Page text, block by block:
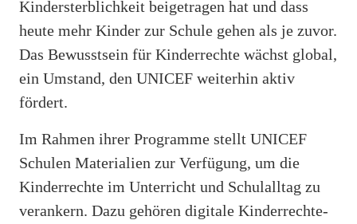
Kindersterblichkeit beigetragen hat und dass
heute mehr Kinder zur Schule gehen als je zuvor.
Das Bewusstsein für Kinderrechte wächst global,
ein Umstand, den UNICEF weiterhin aktiv
fördert.
Im Rahmen ihrer Programme stellt UNICEF
Schulen Materialien zur Verfügung, um die
Kinderrechte im Unterricht und Schulalltag zu
verankern. Dazu gehören digitale Kinderrechte-